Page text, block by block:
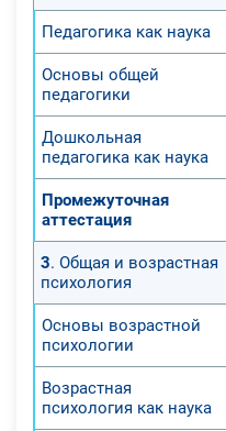
детей
-
Педагогика как наука
Основы общей
педагогики
Дошкольная
педагогика как наука
Промежуточная
аттестация
3. Общая и возрастная
психология
Основы возрастной
психологии
Возрастная
психология как наука